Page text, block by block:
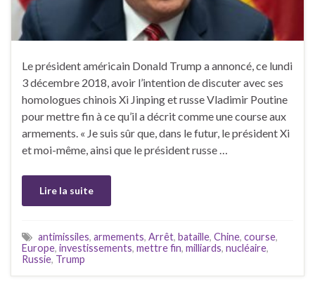
Le président américain Donald Trump a annoncé, ce lundi
3 décembre 2018, avoir l’intention de discuter avec ses
homologues chinois Xi Jinping et russe Vladimir Poutine
pour mettre fin à ce qu’il a décrit comme une course aux
armements. « Je suis sûr que, dans le futur, le président Xi
et moi-même, ainsi que le président russe …
Lire la suite
antimissiles, armements, Arrêt, bataille, Chine, course,
Europe, investissements, mettre fin, milliards, nucléaire,
Russie, Trump